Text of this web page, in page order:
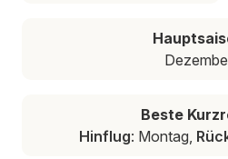
Beste
Hinflug: Montag,